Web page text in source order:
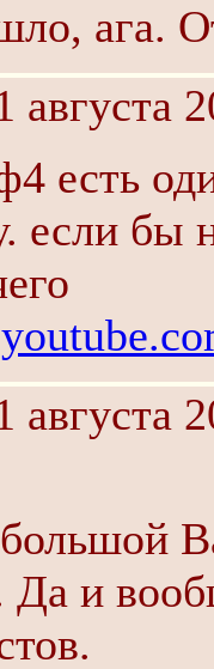
ага.
августа
есть
если бы
августа
и